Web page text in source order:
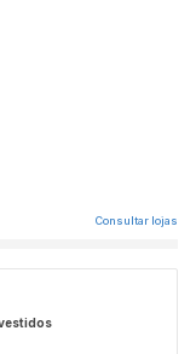
Consultar lojas